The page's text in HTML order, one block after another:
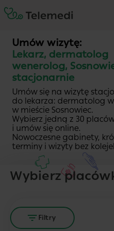
Umów wizytę:
Lekarz, dermatolog
wenerolog,
stacjonarnie
Umów się na wizytę
do lekarza: dermatolog
w mieście Sosnowiec.
Wybierz jedną z 30
i umów się online.
Nowoczesne gabinety,
terminy i wizyty bez
Wybierz
Filtry